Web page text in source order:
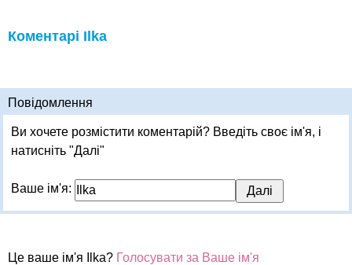
Коментарі Ilka
Повідомлення
Ви хочете розмістити коментарій? Введіть своє ім'я, і
натисніть "Далі"
Ваше ім'я:
Це ваше ім'я Ilka? Голосувати за Ваше ім'я